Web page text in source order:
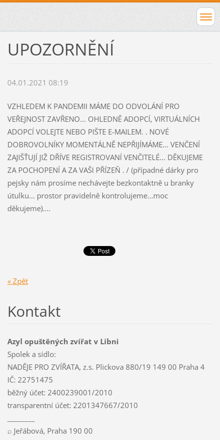
UPOZORNĚNÍ
04.01.2021 08:19
VZHLEDEM K PANDEMII MÁME DO ODVOLÁNÍ PRO
VEŘEJNOST ZAVŘENO... OHLEDNĚ ADOPCÍ, VIRTUÁLNÍCH
ADOPCÍ VOLEJTE NEBO PIŠTE E-MAILEM. . NOVÉ
DOBROVOLNÍKY MOMENTÁLNĚ NEPŘIJÍMÁME... VENČENÍ
ZAJIŠŤUJÍ JIŽ DŘÍVE REGISTROVANÍ VENČITELÉ... DĚKUJEME
ZA POCHOPENÍ A ZA VAŠI PŘÍZEŇ . / (případné dárky pro
pejsky nám prosíme nechávejte bezkontaktně u branky
útulku... prostor pravidelně kontrolujeme...moc
děkujeme)....
« Zpět
Kontakt
Azyl opuštěných zvířat v Libni
Spolek a sídlo:
NADĚJE PRO ZVÍŘATA, z.s. Plickova 880/19 149 00 Praha 4
IČ: 22751475
běžný účet: 2400239001/2010
transparentní účet: 2201347667/2010
⌕ Jeřábová, Praha 190 00